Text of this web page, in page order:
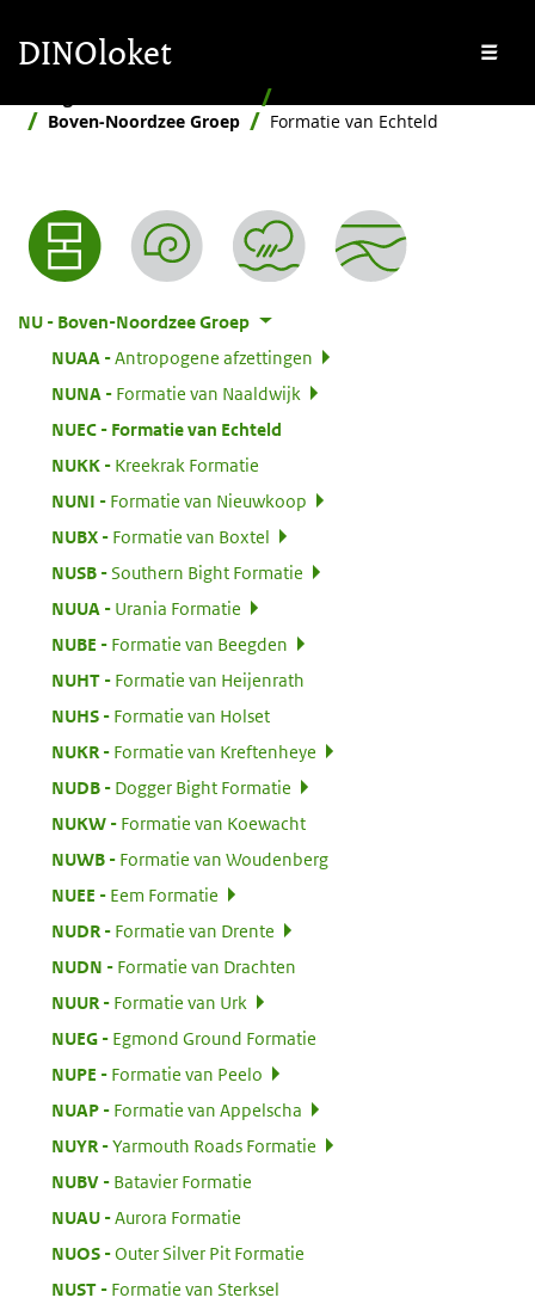
DINOloket
Boven-Noordzee Groep
Formatie van Echteld
Nomenclator menu
NU:
Boven-Noordzee Groep
NUAA
Antropogene afzettingen
NUNA
Formatie van Naaldwijk
NUEC:
Formatie van Echteld
NUKK:
Kreekrak Formatie
NUNI
Formatie van Nieuwkoop
NUBX:
Formatie van Boxtel
NUSB:
Southern Bight Formatie
NUUA
Urania Formatie
NUBE
Formatie van Beegden
NUHT:
Formatie van Heijenrath
NUHS:
Formatie van Holset
NUKR:
Formatie van Kreftenheye
NUDB:
Dogger Bight Formatie
NUKW:
Formatie van Koewacht
NUWB:
Formatie van Woudenberg
NUEE
Eem Formatie
NUDR:
Formatie van Drente
NUDN
Formatie van Drachten
NUUR:
Formatie van Urk
NUEG:
Egmond Ground Formatie
NUPE
Formatie van Peelo
NUAP:
Formatie van Appelscha
NUYR:
Yarmouth Roads Formatie
NUBV:
Batavier Formatie
NUAU:
Aurora Formatie
NUOS:
Outer Silver Pit Formatie
NUST:
Formatie van Sterksel